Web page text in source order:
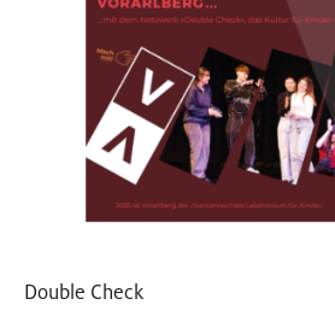
Double Check